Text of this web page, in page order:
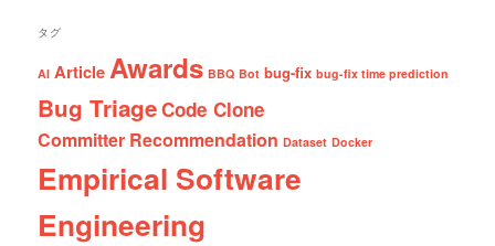
タグ
AI Article Awards BBQ Bot bug-fix bug-fix time prediction
Bug TriageCode Clone
Committer Recommendation Dataset Docker
Empirical Software
Engineering